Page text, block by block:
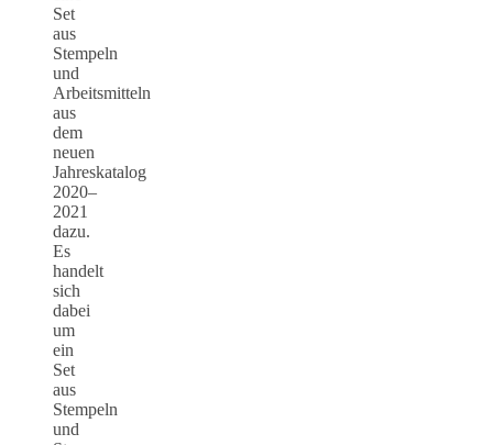
Set
aus
Stempeln
und
Arbeitsmitteln
aus
dem
neuen
Jahreskatalog
2020–
2021
dazu.
Es
handelt
sich
dabei
um
ein
Set
aus
Stempeln
und